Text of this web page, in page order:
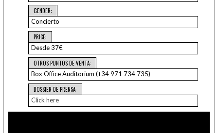
GENDER:
Concierto
PRICE:
Desde 37€
OTROS PUNTOS DE VENTA:
Box Office Auditorium (+34 971 734 735)
DOSSIER DE PRENSA:
Click here